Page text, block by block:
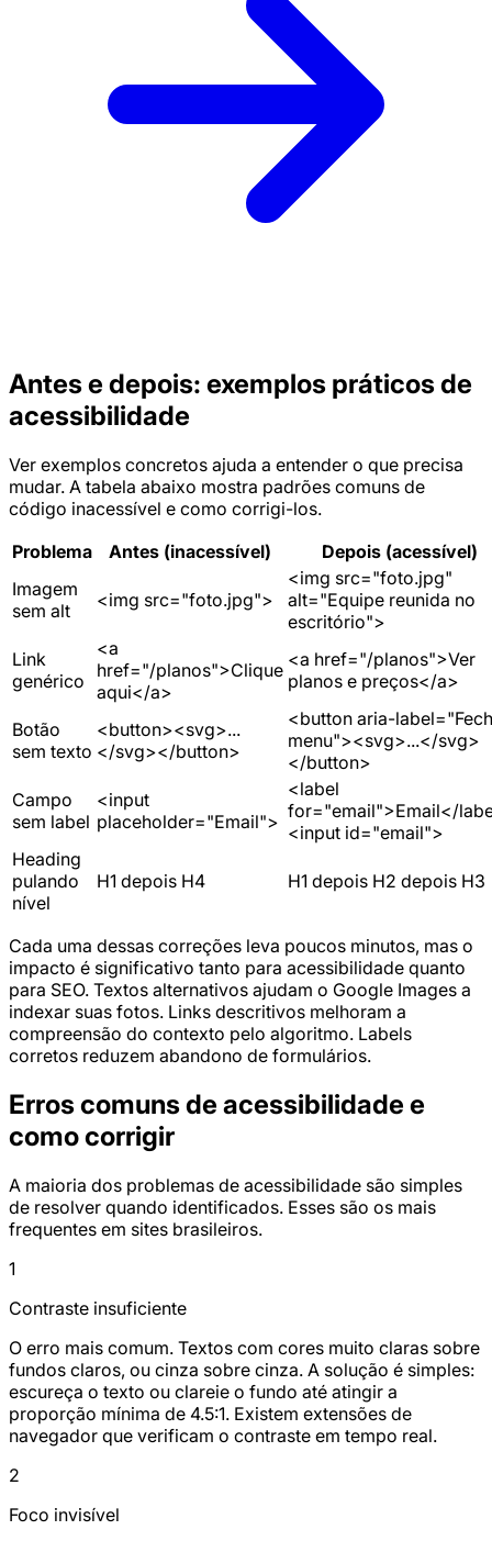
Antes e depois: exemplos práticos de
acessibilidade
Ver exemplos concretos ajuda a entender o que precisa
mudar. A tabela abaixo mostra padrões comuns de
código inacessível e como corrigi-los.
Problema
Antes (inacessível)
Depois (acessível)
Imagem
sem alt
<img src="foto.jpg">
<img src="foto.jpg"
alt="Equipe reunida no
escritório">
Link
genérico
<a
href="/planos">Clique
aqui</a>
<a href="/planos">Ver
planos e preços</a>
Botão
sem texto
<button><svg>...
</svg></button>
<button aria-
menu"><svg>...</svg>
</button>
Campo
sem label
<input
placeholder="Email">
<label
for="email">Email</
<input id="email">
Heading
pulando
nível
H1 depois H4 H1 depois H2 depois H3
Cada uma dessas correções leva poucos minutos, mas o
impacto é significativo tanto para acessibilidade quanto
para SEO. Textos alternativos ajudam o Google Images a
indexar suas fotos. Links descritivos melhoram a
compreensão do contexto pelo algoritmo. Labels
corretos reduzem abandono de formulários.
Erros comuns de acessibilidade e
como corrigir
A maioria dos problemas de acessibilidade são simples
de resolver quando identificados. Esses são os mais
frequentes em sites brasileiros.
1
Contraste insuficiente
O erro mais comum. Textos com cores muito claras sobre
fundos claros, ou cinza sobre cinza. A solução é simples:
escureça o texto ou clareie o fundo até atingir a
proporção mínima de 4.5:1. Existem extensões de
navegador que verificam o contraste em tempo real.
2
Foco invisível